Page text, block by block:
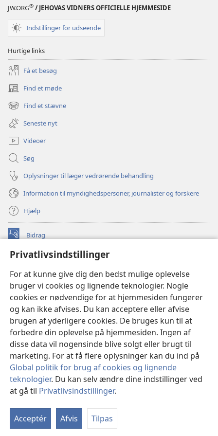
Privatlivsindstillinger
For at kunne give dig den bedst mulige oplevelse
bruger vi cookies og lignende teknologier. Nogle
cookies er nødvendige for at hjemmesiden fungerer
og kan ikke afvises. Du kan acceptere eller afvise
brugen af yderligere cookies. De bruges kun til at
forbedre din oplevelse på hjemmesiden. Ingen af
disse data vil nogensinde blive solgt eller brugt til
marketing. For at få flere oplysninger kan du ind på
Global politik for brug af cookies og lignende
teknologier. Du kan selv ændre dine indstillinger ved
at gå til Privatlivsindstillinger.
Acceptér Afvis Tilpas
JW.ORG® / JEHOVAS VIDNERS OFFICIELLE HJEMMESIDE
Indstillinger for udseende
Hurtige links
Få et besøg
Find et møde
(åbner
nyt
vindue)
Find et stævne
(åbner
nyt
vindue)
Seneste nyt
Videoer
Søg
Oplysninger til læger vedrørende behandling
Information til myndighedspersoner, journalister og forskere
Hjælp
Bidrag
(åbner
vindue)Watchtower ONLINE LIBRARY™
nyt
vindue)JW Hub
(åbner
nyt
vindue)JW Library
Watchtower Library
Copyright© 2026 Watch Tower Bible and Tract Society of Pennsylvania.
ANVENDELSESVILKÅR
PRIVATLIVSINDSTILLINGER